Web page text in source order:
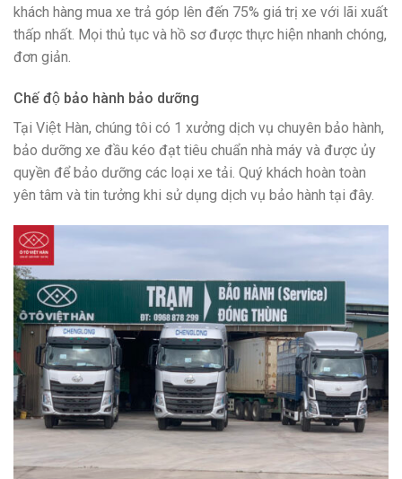
khách hàng mua xe trả góp lên đến 75% giá trị xe với lãi xuất
thấp nhất. Mọi thủ tục và hồ sơ được thực hiện nhanh chóng,
đơn giản.
Chế độ bảo hành bảo dưỡng
Tại Việt Hàn, chúng tôi có 1 xưởng dịch vụ chuyên bảo hành,
bảo dưỡng xe đầu kéo đạt tiêu chuẩn nhà máy và được ủy
quyền để bảo dưỡng các loại xe tải. Quý khách hoàn toàn
yên tâm và tin tưởng khi sử dụng dịch vụ bảo hành tại đây.